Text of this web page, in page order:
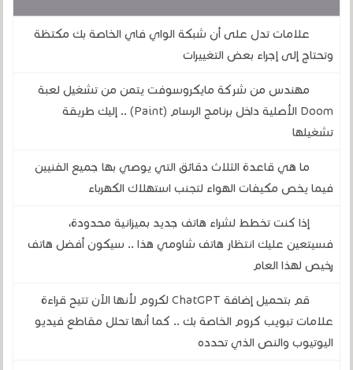
علامات تدل على أن شبكة الواي فاي الخاصة بك مكتظة
وتحتاج إلى إجراء بعض التغييرات
مهندس من شركة مايكروسوفت يتمن من تشغيل لعبة
Doom الأصلية داخل برنامج الرسام (Paint) .. إليك طريقة
تشغيلها
ما هي قاعدة الثلاث دقائق التي يوصي بها جميع الفنيين
فيما يخص مكيفات الهواء لتجنب استهلاك الكهرباء
إذا كنت تخطط لشراء هاتف جديد بميزانية محدودة،
فسيتعين عليك انتظار هاتف شاومي هذا .. سيكون أفضل هاتف
رخيص لهذا العام
قم بتحميل إضافة ChatGPT لكروم لأنها الآن تتيح قراءة
علامات تبويب كروم الخاصة بك .. كما أنها تحلل مقاطع فيديو
اليوتيوب والنص الذي تحدده